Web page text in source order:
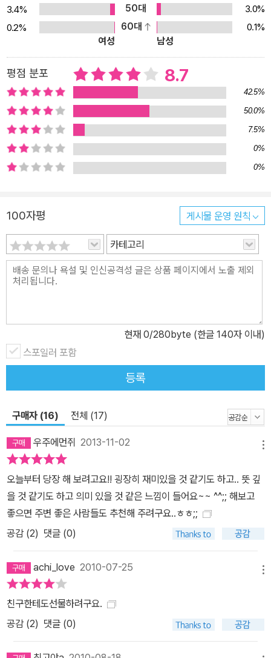
게 그 답은 스스로가 채워가야 한다. 스스로 묻고 답하다 보면 ‘흉터를
감추기 위한 짙은 화장을 지운 진짜 나의 모습’, ‘지금까지 걸어온 길
과 걸어갈 삶을 보여주는 지도’를 똑똑히 확인할 수 있을 것이다. 누드
보다 더 적나라한 나의 모습 “그래, 난 이런 사람이었어!” 요즘 결혼을
앞둔 남녀가 건강진단서를 주고받는 경우가 종종 있다. 자신의 건강
상태를 인생의 동반자에게 밝히는 것은 행복한 가정생활을 위한 밑거
름이 된다는 믿음 때문이다. 그렇다면 앞으로 삶을 함께할 배우자의
가치관과 인생관을 꼼꼼히 들여다보는 것도 건강검진만큼이나 중요
한 일이 아닐까. 그런 맥락에서 자신을 속속들이 읽어내고 짚어볼 수
있는 《I am》은 나를 보여주는 가장 좋은 증명서가 되어준다. 독일 현
지에서 책뿐만이 아니라 앱스토어를 통해서도 인기 ‘어플’로 각광받
리포터와 VJ가 돼야만 하는 ‘소규모 프로젝트’다. 조용한 카페에 앉아
일기장처럼 써도 좋고, 휴가철 해외여행을 떠나는 비행기 안에서 작
성해도 좋다. 책상 깊은 곳에 감춰두고 혼자 봐도 되고, 사랑하는 연인
또는 ‘베프’와 교환해봐도 된다. 그 목적과 용도가 어쨌든 이 책을 통
해 드러나는 ‘나의 이야기’는 즐거운 대화의 소재가 되고, 나와 우리의
안 생각하지 말고 머릿속에 순간적으로 떠오르는 답들을 적는다. 둘.
최대한 솔직하게! 질문에 대한 답은 오직 자신만이 가지고 있다. 내면
의 고백들을 꾸밈없이 적는다. 셋. 나중에 대답을 정정하기 전까지만
3.4%
50대
3.0%
0.2%
60대
0.1%
여성
남성
평점 분포 8.7
42.5%
50.0%
7.5%
0%
0%
100자평 게시물 운영 원칙
카테고리
현재 0/280byte (한글 140자 이내)
스포일러 포함
등록
구매자 (16) 전체 (17)
우주에먼쥐 2013-11-02
오늘부터 당장 해 보려고요!! 굉장히 재미있을 것 같기도 하고.. 뜻 깊
을 것 같기도 하고 의미 있을 것 같은 느낌이 들어요~~ ^^;; 해보고
좋으면 주변 좋은 사람들도 추천해 주려구요..ㅎㅎ;;
공감 (2) 댓글 (0)
achi_love 2010-07-25
친구한테도선물하려구요.
공감 (2) 댓글 (0)